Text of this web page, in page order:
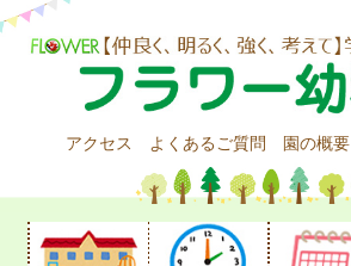
アクセス よくあるご質問 園の概要